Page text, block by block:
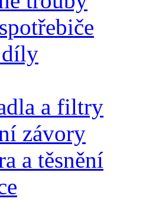
díly
a filtry
závory
a těsnění